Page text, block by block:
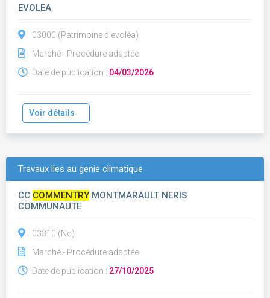
EVOLEA
03000 (Patrimoine d'evoléa)
Marché - Procédure adaptée
Date de publication : 04/03/2026
Voir détails
Travaux lies au genie climatique
CC COMMENTRYMONTMARAULT NERIS
COMMUNAUTE
03310 (Nc)
Marché - Procédure adaptée
Date de publication : 27/10/2025